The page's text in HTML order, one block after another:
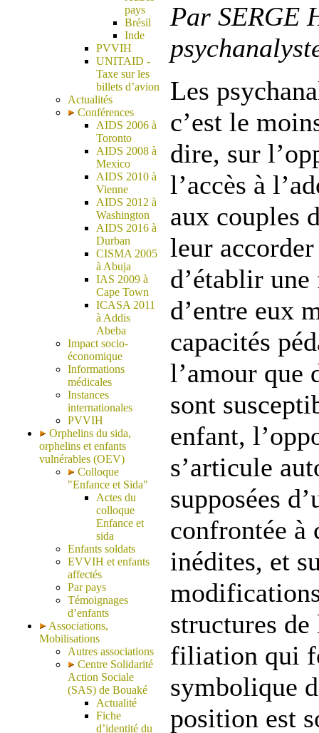
pays
Brésil
Inde
PVVIH
UNITAID -
Taxe sur les
billets d’avion
Actualités
Conférences
AIDS 2006 à
Toronto
AIDS 2008 à
Mexico
AIDS 2010 à
Vienne
AIDS 2012 à
Washington
AIDS 2016 à
Durban
CISMA 2005
à Abuja
IAS 2009 à
Cape Town
ICASA 2011
à Addis
Abeba
Impact socio-
économique
Informations
médicales
Instances
internationales
PVVIH
Orphelins du sida,
orphelins et enfants
vulnérables (OEV)
Colloque
"Enfance et Sida"
Actes du
colloque
Enfance et
sida
Enfants soldats
EVVIH et enfants
affectés
Par pays
Témoignages
d’enfants
Associations,
Mobilisations
Autres associations
Centre Solidarité
Action Sociale
(SAS) de Bouaké
Actualité
Fiche
d’identité du
Par SERGE
Les
c’est le
dire, sur
l’accès à
aux couples
leur
d’établir
d’entre eux
capacités
l’amour que
sont
enfant,
s’articule
supposées
confrontée à
inédites, et
structures
filiation qui
symbolique
position est